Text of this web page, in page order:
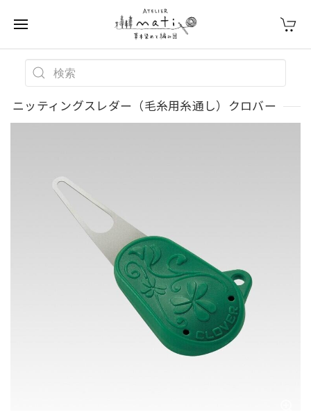
ニッティングスレダー（毛糸用糸通し）クロバー